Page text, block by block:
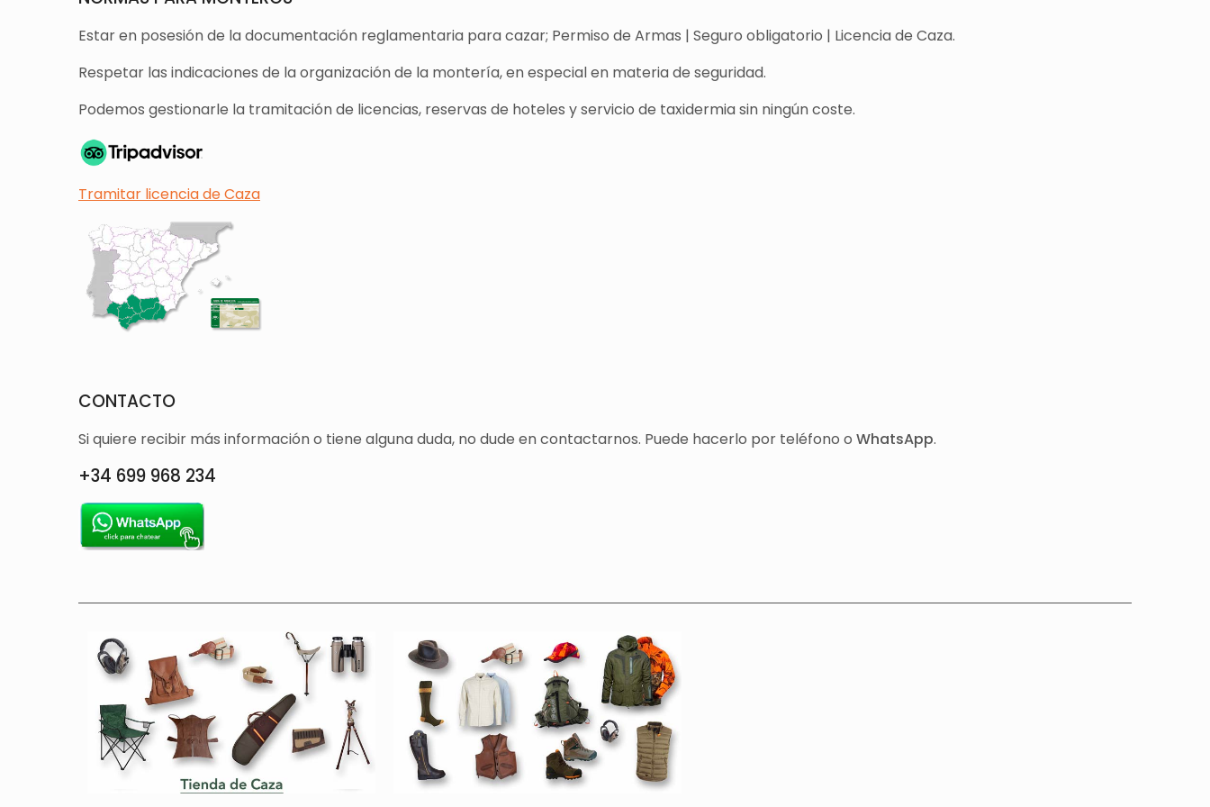
Estar en posesión de la documentación reglamentaria para cazar; Permiso de Armas | Seguro obligatorio | Licencia de Caza.
Respetar las indicaciones de la organización de la montería, en especial en materia de seguridad.
Podemos gestionarle la tramitación de licencias, reservas de hoteles y servicio de taxidermia sin ningún coste.
Tramitar licencia de Caza
CONTACTO
Si quiere recibir más información o tiene alguna duda, no dude en contactarnos. Puede hacerlo por teléfono o WhatsApp.
+34 699 968 234